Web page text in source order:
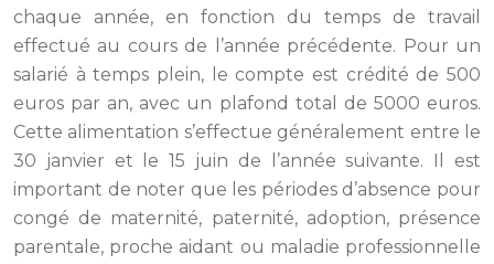
chaque année, en fonction du temps de travail
effectué au cours de l’année précédente. Pour un
salarié à temps plein, le compte est crédité de 500
euros par an, avec un plafond total de 5000 euros.
Cette alimentation s’effectue généralement entre le
30 janvier et le 15 juin de l’année suivante. Il est
important de noter que les périodes d’absence pour
congé de maternité, paternité, adoption, présence
parentale, proche aidant ou maladie professionnelle